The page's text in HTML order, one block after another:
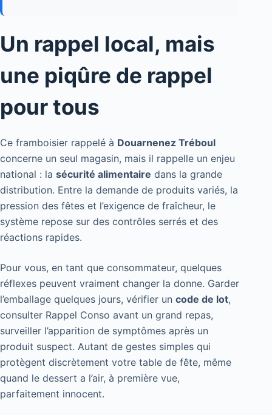
Un rappel local, mais
une piqûre de rappel
pour tous
Ce framboisier rappelé à Douarnenez Tréboul
concerne un seul magasin, mais il rappelle un enjeu
national : la sécurité alimentaire dans la grande
distribution. Entre la demande de produits variés, la
pression des fêtes et l’exigence de fraîcheur, le
système repose sur des contrôles serrés et des
réactions rapides.
Pour vous, en tant que consommateur, quelques
réflexes peuvent vraiment changer la donne. Garder
l’emballage quelques jours, vérifier un code de lot,
consulter Rappel Conso avant un grand repas,
surveiller l’apparition de symptômes après un
produit suspect. Autant de gestes simples qui
protègent discrètement votre table de fête, même
quand le dessert a l’air, à première vue,
parfaitement innocent.